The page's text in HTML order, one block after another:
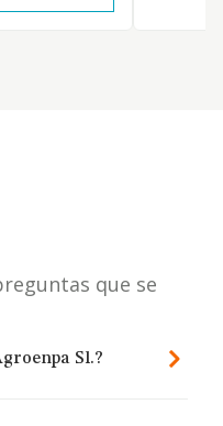
que se
Sl.?